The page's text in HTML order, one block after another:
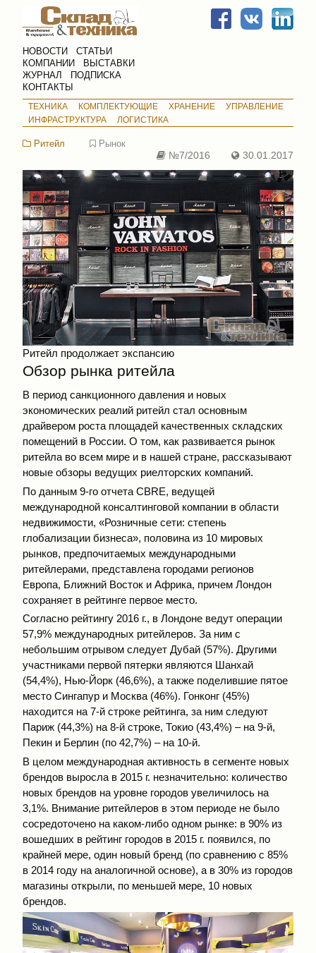
НОВОСТИ
СТАТЬИ
КОМПАНИИ
ВЫСТАВКИ
ЖУРНАЛ
ПОДПИСКА
КОНТАКТЫ
ТЕХНИКА КОМПЛЕКТУЮЩИЕ ХРАНЕНИЕ
УПРАВЛЕНИЕ
ИНФРАСТРУКТУРА
ЛОГИСТИКА
Ритейл
Рынок
№7/2016
30.01.2017
Ритейл продолжает экспансию
Обзор рынка ритейла
В период санкционного давления и новых
экономических реалий ритейл стал основным
драйвером роста площадей качественных складских
помещений в России. О том, как развивается рынок
ритейла во всем мире и в нашей стране, рассказывают
новые обзоры ведущих риелторских компаний.
По данным 9-го отчета CBRE, ведущей
международной консалтинговой компании в области
недвижимости, «Розничные сети: степень
глобализации бизнеса», половина из 10 мировых
рынков, предпочитаемых международными
ритейлерами, представлена городами регионов
Европа, Ближний Восток и Африка, причем Лондон
сохраняет в рейтинге первое место.
Согласно рейтингу 2016 г., в Лондоне ведут операции
57,9% международных ритейлеров. За ним с
небольшим отрывом следует Дубай (57%). Другими
участниками первой пятерки являются Шанхай
(54,4%), Нью-Йорк (46,6%), а также поделившие пятое
место Сингапур и Москва (46%). Гонконг (45%)
находится на 7-й строке рейтинга, за ним следуют
Париж (44,3%) на 8-й строке, Токио (43,4%) – на 9-й,
Пекин и Берлин (по 42,7%) – на 10-й.
В целом международная активность в сегменте новых
брендов выросла в 2015 г. незначительно: количество
новых брендов на уровне городов увеличилось на
3,1%. Внимание ритейлеров в этом периоде не было
сосредоточено на каком-либо одном рынке: в 90% из
вошедших в рейтинг городов в 2015 г. появился, по
крайней мере, один новый бренд (по сравнению с 85%
в 2014 году на аналогичной основе), а в 30% из городов
магазины открыли, по меньшей мере, 10 новых
брендов.